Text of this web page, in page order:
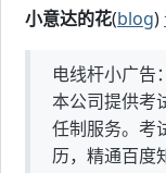
小意达的花(blog)
电线杆小广告：
本公司提供考
任制服务。考
历，精通百度